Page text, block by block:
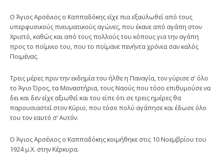
Ο Άγιος Αρσένιος ο Καππαδόκης είχε πια εξαϋλωθεί από τους
υπερφυσικούς πνευματικούς αγώνες, που έκανε από αγάπη στον
Χριστό, καθώς και από τους πολλούς του κόπους για την αγάπη
προς το ποίμνιο του, που το ποίμανε πενήντα χρόνια σαν καλός
Ποιμένας.
Τρεις μέρες πριν την εκδημία του ήλθε η Παναγία, τον γύρισε σ’ όλο
το Άγιο Όρος, τα Μοναστήρια, τους Ναούς που τόσο επιθυμούσε να
δει και δεν είχε αξιωθεί και του είπε ότι σε τρεις ημέρες θα
παρουσιαστεί στον Κύριο, που τόσο πολύ αγάπησε και έδωσε όλο
του τον εαυτό σ’ Αυτόν.
Ο Άγιος Αρσένιος ο Καππαδόκης κοιμήθηκε στις 10 Νοεμβρίου του
1924 μ.Χ. στην Κέρκυρα.